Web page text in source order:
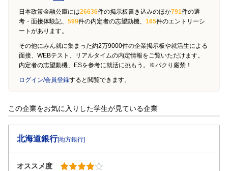
日本政策金融公庫には26636件の掲示板書き込みのほか791件の選
考・面接体験記、 599件の内定者の志望動機、 165件のエントリーシ
ートがあります。
その他にみん就に集まった約2万9000件の企業掲示板や就活生による
面接、WEBテスト、リアルタイムの内定情報をご覧いただけます。
内定者の志望動機、ESを参考に就活に挑もう。※パクり厳禁！
ログイン/会員登録すると閲覧できます。
この企業をお気に入りした学生が見ている企業
北海道銀行[地方銀行]
オススメ度